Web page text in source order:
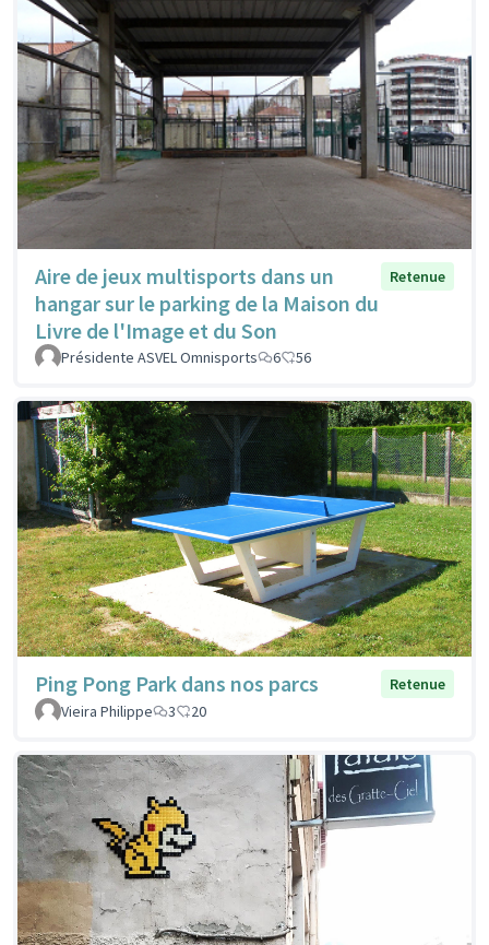
Aire de jeux multisports dans un
hangar sur le parking de la Maison du
Livre de l'Image et du Son
Retenue
Présidente ASVEL Omnisports 6 56
Ping Pong Park dans nos parcs
Retenue
Vieira Philippe
3 20